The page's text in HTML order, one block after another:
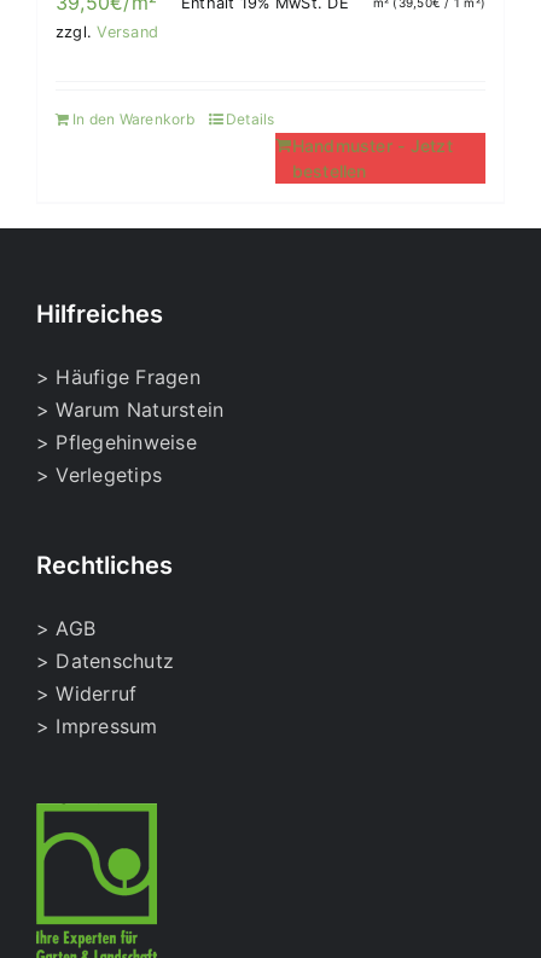
zzgl.Versand
In den Warenkorb
Handmuster - Jetzt
bestellen
Details
Hilfreiches
> Häufige Fragen
> Warum Naturstein
> Pflegehinweise
> Verlegetips
Rechtliches
> AGB
> Datenschutz
> Widerruf
> Impressum